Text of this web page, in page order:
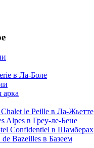
в Ла-Боле
арка
le Peille в Ла-Жьетте
Alpes в Греу-ле-Бене
Confidentiel в Шамберах
Bazeilles в Базеем